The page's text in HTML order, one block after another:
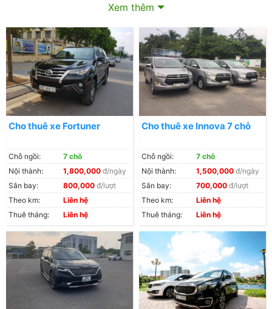
Nhu cầu thuê xe 7 chỗ ngày càng tăng cao
Bên cạnh đó, với những chuyến đi du lịch, công tác xa,
với dịch vụ thuê xe bạn có thể chủ động thời gian mà
không cần phải xếp hàng mua vé hay bắt xe dọc
đường. Việc thuê xe ô tô tự lái hoặc có lái sẽ là sự lựa
Xem thêm
Cho thuê xe Fortuner
Chỗ ngồi:
7 chỗ
Nội thành:
1,800,000 đ/ngày
Sân bay:
800,000 đ/lượt
Theo km:
Liên hệ
Thuê tháng:
Liên hệ
Cho thuê xe Innova 7 chỗ
Chỗ ngồi:
7 chỗ
Nội thành:
1,500,000 đ/ngày
Sân bay:
700,000 đ/lượt
Theo km:
Liên hệ
Thuê tháng:
Liên hệ